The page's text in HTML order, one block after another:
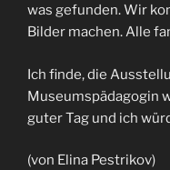
was gefunden. Wir
Bilder machen. Alle
Ich finde, die
Museumspädagogin
guter Tag und ich
(von Elina Pestrikov)